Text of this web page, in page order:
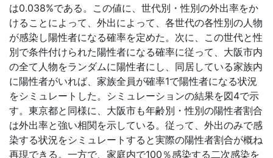
は0.038%である。この値に、世代別・性別の外出率をか
けることによって、外出によって、各世代の各性別の人物
が感染し陽性者になる確率を定めた。次に、この世代と性
別で条件付けられた陽性者になる確率に従って、大阪市内
の全て人物をランダムに陽性者にし、同居している家族内
に陽性者がいれば、家族全員が確率1で陽性者になる状況
をシミュレートした。シミュレーションの結果を図4で示
す。東京都と同様に、大阪市も年齢別・性別の陽性者割合
は外出率と強い相関を示している。従って、外出のみで感
染する状況をシミュレートすると実際の陽性者割合が概ね
再現できる。一方で、家庭内で100％感染する二次感染を